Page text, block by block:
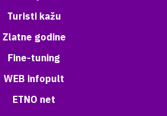
Turisti kažu
Zlatne godine
Fine-tuning
WEB infopult
ETNO net